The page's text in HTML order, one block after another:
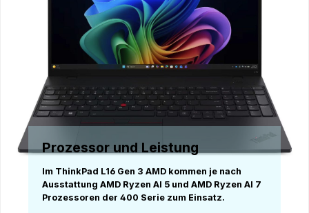
Prozessor und Leistung
Im ThinkPad L16 Gen 3 AMD kommen je nach
Ausstattung AMD Ryzen AI 5 und AMD Ryzen AI 7
Prozessoren der 400 Serie zum Einsatz.